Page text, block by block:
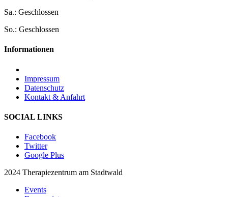
Sa.: Geschlossen
So.: Geschlossen
Informationen
Impressum
Datenschutz
Kontakt & Anfahrt
SOCIAL LINKS
Facebook
Twitter
Google Plus
2024 Therapiezentrum am Stadtwald
Events